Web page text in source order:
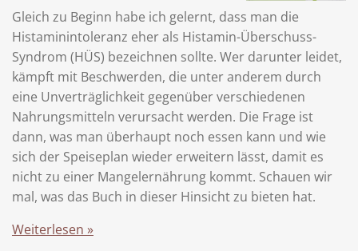
Gleich zu Beginn habe ich gelernt, dass man die
Histaminintoleranz eher als Histamin-Überschuss-
Syndrom (HÜS) bezeichnen sollte. Wer darunter leidet,
kämpft mit Beschwerden, die unter anderem durch
eine Unverträglichkeit gegenüber verschiedenen
Nahrungsmitteln verursacht werden. Die Frage ist
dann, was man überhaupt noch essen kann und wie
sich der Speiseplan wieder erweitern lässt, damit es
nicht zu einer Mangelernährung kommt. Schauen wir
mal, was das Buch in dieser Hinsicht zu bieten hat.
Weiterlesen »